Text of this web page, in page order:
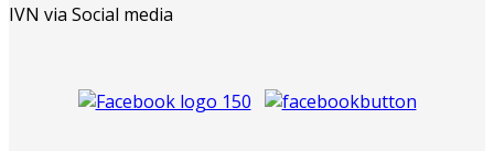
IVN via Social media